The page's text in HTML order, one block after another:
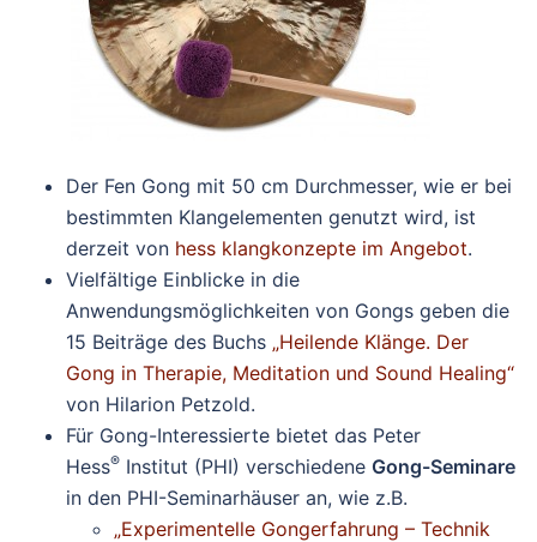
Der Fen Gong mit 50 cm Durchmesser, wie er bei
bestimmten Klangelementen genutzt wird, ist
derzeit von hess klangkonzepte im Angebot.
Vielfältige Einblicke in die
Anwendungsmöglichkeiten von Gongs geben die
15 Beiträge des Buchs „Heilende Klänge. Der
Gong in Therapie, Meditation und Sound Healing“
von Hilarion Petzold.
Für Gong-Interessierte bietet das Peter
Hess® Institut (PHI) verschiedene Gong-Seminare
in den PHI-Seminarhäuser an, wie z.B.
„Experimentelle Gongerfahrung – Technik